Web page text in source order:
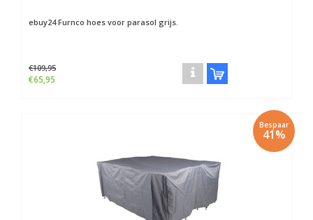
ebuy24Furnco hoes voor parasol grijs.
€109,95
€65,95
Bespaar
41%